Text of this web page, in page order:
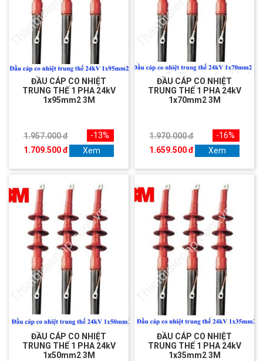
ĐẦU CÁP CO NHIỆT
TRUNG THẾ 1 PHA 24kV
1x95mm2 3M
1.957.000 đ
1.709.500 đ
-13%
Xem
ĐẦU CÁP CO NHIỆT
TRUNG THẾ 1 PHA 24kV
1x70mm2 3M
1.970.000 đ
1.659.500 đ
-16%
Xem
ĐẦU CÁP CO NHIỆT
TRUNG THẾ 1 PHA 24kV
1x50mm2 3M
ĐẦU CÁP CO NHIỆT
TRUNG THẾ 1 PHA 24kV
1x35mm2 3M